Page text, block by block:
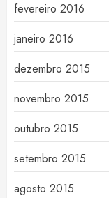
fevereiro 2016
janeiro 2016
dezembro 2015
novembro 2015
outubro 2015
setembro 2015
agosto 2015